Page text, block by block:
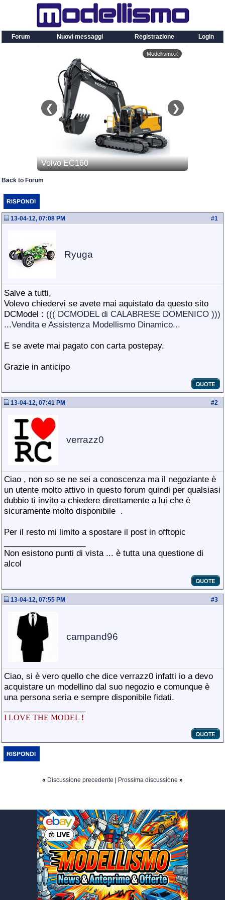
Forum Nuovi messaggi Registrazione Login
Back to Forum
#1
13-04-12, 07:08 PM
Ryuga
Salve a tutti,
Volevo chiedervi se avete mai aquistato da questo sito
DCModel : ((( DCMODEL di CALABRESE DOMENICO )))
...Vendita e Assistenza Modellismo Dinamico...
E se avete mai pagato con carta postepay.
Grazie in anticipo
#2
13-04-12, 07:41 PM
verrazz0
Ciao , non so se ne sei a conoscenza ma il negoziante è
un utente molto attivo in questo forum quindi per qualsiasi
dubbio ti invito a chiedere direttamente a lui che è
sicuramente molto disponibile .
Per il resto mi limito a spostare il post in offtopic
Non esistono punti di vista ... è tutta una questione di
alcol
#3
13-04-12, 07:55 PM
campand96
Ciao, si è vero quello che dice verrazz0 infatti io a devo
acquistare un modellino dal suo negozio e comunque è
una persona seria e sempre disponibile fidati.
I LOVE THE MODEL !
« Discussione precedente Prossima discussione »